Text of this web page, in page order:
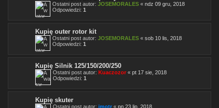
Ostatni post autor: JOSEMORALES « ndz 09 gru, 2018
Odpowiedzi: 1
Kupię outer rotor kit
Ostatni post autor: JOSEMORALES « sob 10 lis, 2018
Odpowiedzi: 1
Kupię Silnik 125/150/200/250
Ostatni post autor: Kuaczozor « pt 17 sie, 2018
Odpowiedzi: 1
Kupię skuter
Ostatni post autor: imotr « pn 23 lip, 2018